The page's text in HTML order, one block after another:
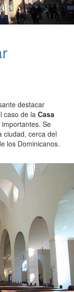
destacar
caso de la Casa
Se
ciudad, cerca del
los Dominicanos.